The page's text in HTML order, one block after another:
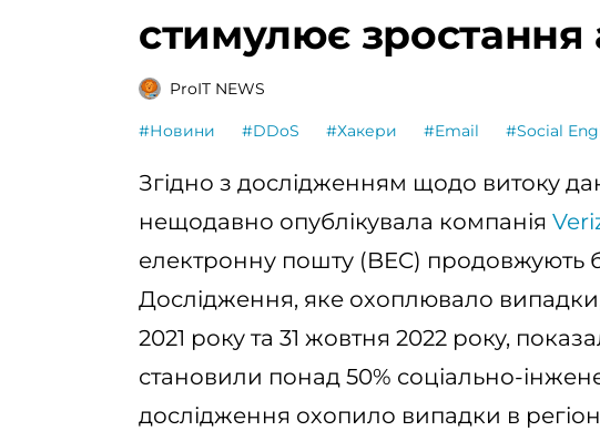
стимулює зростання
ProIT NEWS
#Новини #DDoS #Хакери #Email #Social
Згідно з дослідженням щодо витоку
нещодавно опублікувала компанія
електронну пошту (BEC)
Дослідження, яке охоплювало випадки,
2021 року та 31 жовтня 2022 року,
становили понад 50% соціально-
дослідження охопило випадки в